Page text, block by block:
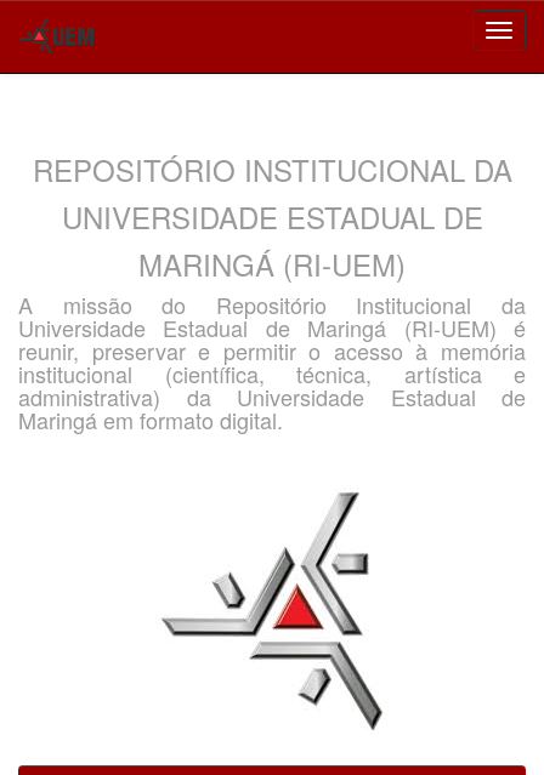
REPOSITÓRIO INSTITUCIONAL DA
UNIVERSIDADE ESTADUAL DE
MARINGÁ (RI-UEM)
A missão do Repositório Institucional da
Universidade Estadual de Maringá (RI-UEM) é
reunir, preservar e permitir o acesso à memória
institucional (científica, técnica, artística e
administrativa) da Universidade Estadual de
Maringá em formato digital.